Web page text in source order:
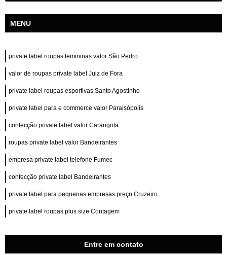
MENU
private label roupas femininas valor São Pedro
valor de roupas private label Juiz de Fora
private label roupas esportivas Santo Agostinho
private label para e commerce valor Paraisópolis
confecção private label valor Carangola
roupas private label valor Bandeirantes
empresa private label telefone Fumec
confecção private label Bandeirantes
private label para pequenas empresas preço Cruzeiro
private label roupas plus size Contagem
Entre em contato